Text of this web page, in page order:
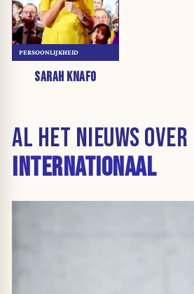
SARAH KNAFO
PERSOONLIJKHEID
AL HET NIEUWS OVER
INTERNATIONAAL